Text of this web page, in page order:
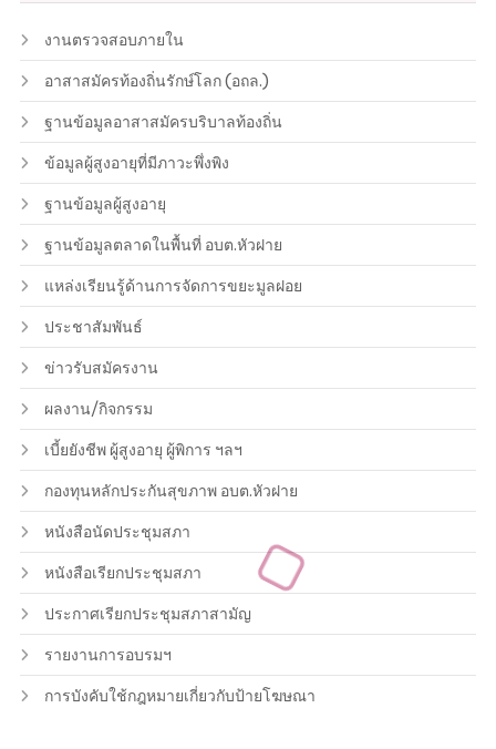
งานตรวจสอบภายใน
อาสาสมัครท้องถิ่นรักษ์โลก (อถล.)
ฐานข้อมูลอาสาสมัครบริบาลท้องถิ่น
ข้อมูลผู้สูงอายุที่มีภาวะพึ่งพิง
ฐานข้อมูลผู้สูงอายุ
ฐานข้อมูลตลาดในพื้นที่ อบต.หัวฝาย
แหล่งเรียนรู้ด้านการจัดการขยะมูลฝอย
ประชาสัมพันธ์
ข่าวรับสมัครงาน
ผลงาน/กิจกรรม
เบี้ยยังชีพ ผู้สูงอายุ ผู้พิการ ฯลฯ
กองทุนหลักประกันสุขภาพ อบต.หัวฝาย
หนังสือนัดประชุมสภา
หนังสือเรียกประชุมสภา
ประกาศเรียกประชุมสภาสามัญ
รายงานการอบรมฯ
การบังคับใช้กฎหมายเกี่ยวกับป้ายโฆษณา